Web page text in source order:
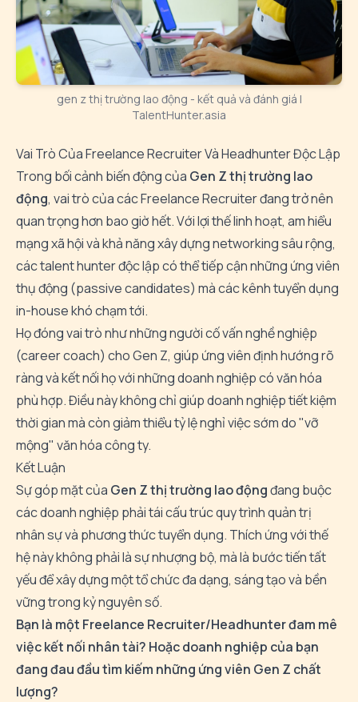
gen z thị trường lao động - kết quả và đánh giá |
TalentHunter.asia
Vai Trò Của Freelance Recruiter Và Headhunter Độc Lập
Trong bối cảnh biến động của Gen Z thị trường lao
động, vai trò của các Freelance Recruiter đang trở nên
quan trọng hơn bao giờ hết. Với lợi thế linh hoạt, am hiểu
mạng xã hội và khả năng xây dựng networking sâu rộng,
các talent hunter độc lập có thể tiếp cận những ứng viên
thụ động (passive candidates) mà các kênh tuyển dụng
in-house khó chạm tới.
Họ đóng vai trò như những người cố vấn nghề nghiệp
(career coach) cho Gen Z, giúp ứng viên định hướng rõ
ràng và kết nối họ với những doanh nghiệp có văn hóa
phù hợp. Điều này không chỉ giúp doanh nghiệp tiết kiệm
thời gian mà còn giảm thiểu tỷ lệ nghỉ việc sớm do "vỡ
mộng" văn hóa công ty.
Kết Luận
Sự góp mặt của Gen Z thị trường lao độngđang buộc
các doanh nghiệp phải tái cấu trúc quy trình quản trị
nhân sự và phương thức tuyển dụng. Thích ứng với thế
hệ này không phải là sự nhượng bộ, mà là bước tiến tất
yếu để xây dựng một tổ chức đa dạng, sáng tạo và bền
vững trong kỷ nguyên số.
Bạn là một Freelance Recruiter/Headhunter đam mê
việc kết nối nhân tài? Hoặc doanh nghiệp của bạn
đang đau đầu tìm kiếm những ứng viên Gen Z chất
lượng?